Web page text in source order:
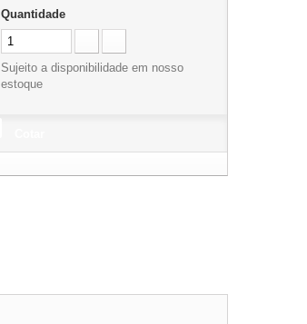
Quantidade
Sujeito a disponibilidade em nosso
estoque